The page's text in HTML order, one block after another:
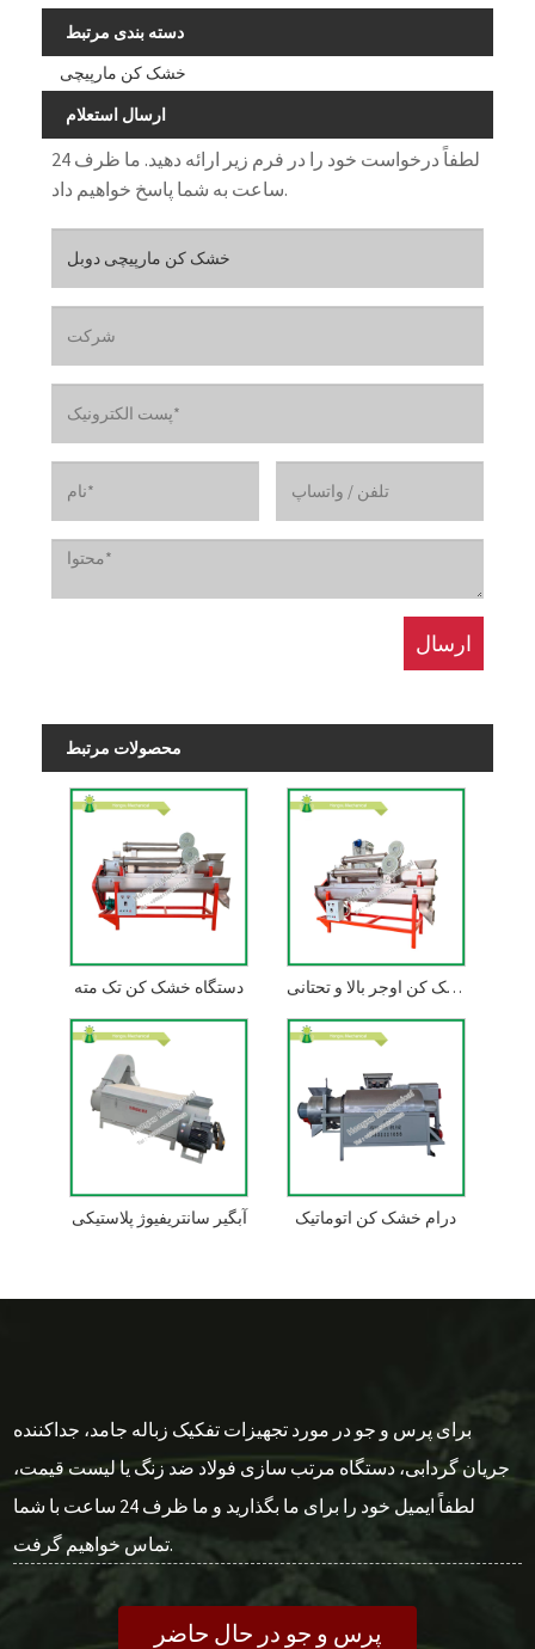
دسته بندی مرتبط
خشک کن مارپیچی
ارسال استعلام
لطفاً درخواست خود را در فرم زیر ارائه دهید. ما ظرف 24
ساعت به شما پاسخ خواهیم داد.
محصولات مرتبط
دستگاه خشک کن تک مته خشک کن اوجر بالا و تحتانی
آبگیر سانتریفیوژ پلاستیکی درام خشک کن اتوماتیک
برای پرس و جو در مورد تجهیزات تفکیک زباله جامد، جداکننده
جریان گردابی، دستگاه مرتب سازی فولاد ضد زنگ یا لیست قیمت،
لطفاً ایمیل خود را برای ما بگذارید و ما ظرف 24 ساعت با شما
تماس خواهیم گرفت.
پرس و جو در حال حاضر